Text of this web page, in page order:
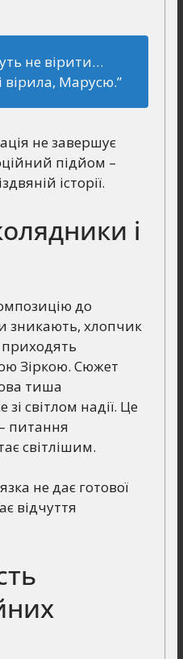
не вірити…
вірила, Марусю.”
не завершує
підйом –
історії.
і
до
зникають, хлопчик
Зіркою. Сюжет
тиша
світлом надії. Це
– питання
світлішим.
не дає готової
відчуття